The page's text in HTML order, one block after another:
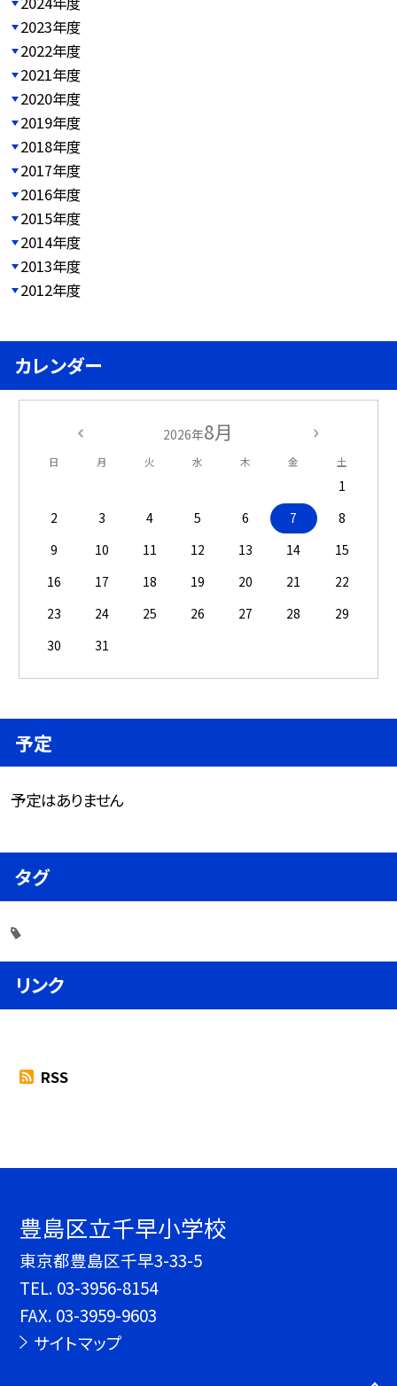
2023年度
2022年度
2021年度
2020年度
2019年度
2018年度
2017年度
2016年度
2015年度
2014年度
2013年度
2012年度
カレンダー
2026年8月
日 月 火 水 木 金 土
1
2
3 4 5 6 7
8
9
10 11 12 13 14
15
16
17 18 19 20 21
22
23
24 25 26 27 28
29
30
31
予定
予定はありません
タグ
リンク
RSS
豊島区立千早小学校
東京都豊島区千早3-33-5
TEL. 03-3956-8154
FAX. 03-3959-9603
サイトマップ